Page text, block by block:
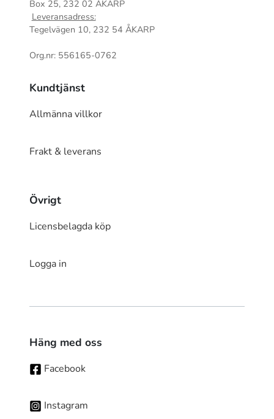
Box 25, 232 02 ÅKARP
Leveransadress:
Tegelvägen 10, 232 54 ÅKARP
Org.nr: 556165-0762
Kundtjänst
Allmänna villkor
Frakt & leverans
Övrigt
Licensbelagda köp
Logga in
Häng med oss
Facebook
Instagram